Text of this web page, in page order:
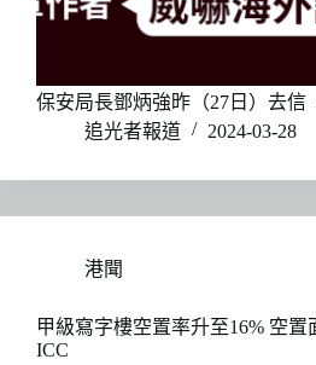
保安局長鄧炳強昨（27日）去
追光者報道
2024-03-28
港聞
甲級寫字樓空置率升至16% 空置
ICC